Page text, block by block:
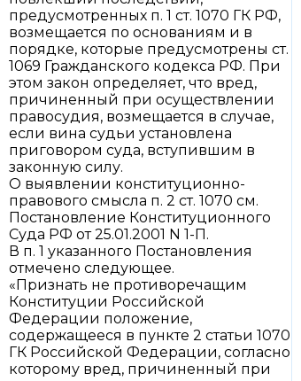
предусмотренных п. 1 ст. 1070 ГК РФ,
возмещается по основаниям и в
порядке, которые предусмотрены ст.
1069 Гражданского кодекса РФ. При
этом закон определяет, что вред,
причиненный при осуществлении
правосудия, возмещается в случае,
если вина судьи установлена
приговором суда, вступившим в
законную силу.
О выявлении конституционно-
правового смысла п. 2 ст. 1070 см.
Постановление Конституционного
Суда РФ от 25.01.2001 N 1-П.
В п. 1 указанного Постановления
отмечено следующее.
«Признать не противоречащим
Конституции Российской
Федерации положение,
содержащееся в пункте 2 статьи 1070
ГК Российской Федерации, согласно
которому вред, причиненный при